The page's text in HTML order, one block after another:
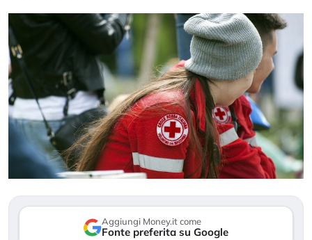
Aggiungi Money.it come
Fonte preferita su Google